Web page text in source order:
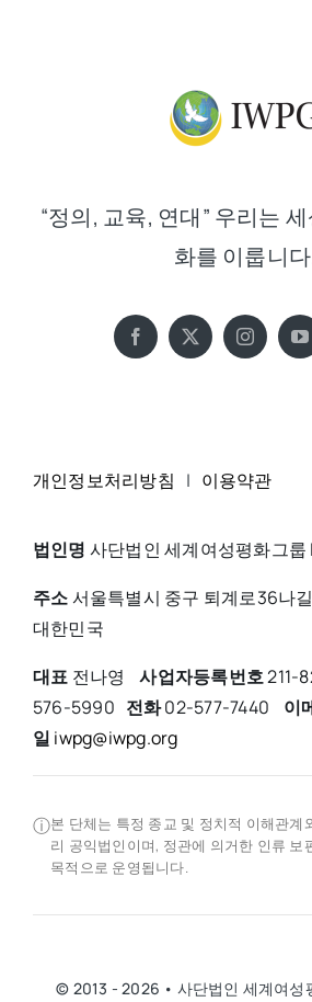
“정의, 교육, 연대” 우리는
화를 이룹니
개인정보처리방침 | 이용약관
법인명 사단법인 세계여성평화그룹
주소서울특별시 중구 퇴계로36나
대한민국
대표 전나영사업자등록번호211-
576-5990 전화02-577-7440 이
일 iwpg@iwpg.org
ⓘ본 단체는 특정 종교 및 정치적 이해관계
리 공익법인이며, 정관에 의거한 인류 보
목적으로 운영됩니다.
© 2013 - 2026 • 사단법인 세계여성